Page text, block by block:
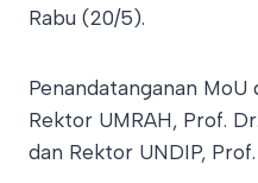
Rabu (20/5).
Penandatanganan MoU
Rektor UMRAH, Prof.
dan Rektor UNDIP,